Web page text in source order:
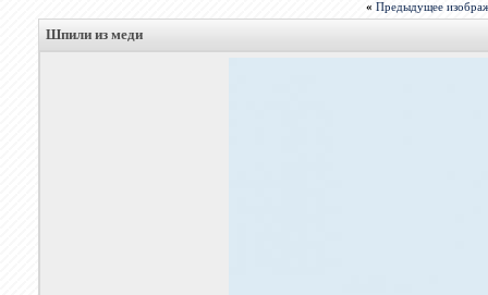
« Предыдущее
Шпили из меди